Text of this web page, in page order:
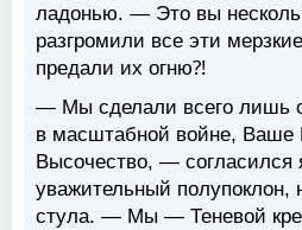
ладонью. — Это вы
разгромили все эти
предали их огню⁈
— Мы сделали всего лишь
в масштабной войне, Ваше
Высочество, — согласился
уважительный полупоклон,
стула. — Мы — Теневой